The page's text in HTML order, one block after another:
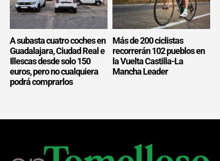
A subasta cuatro coches en
Guadalajara, Ciudad Real e
Illescas desde solo 150
euros, pero no cualquiera
podrá comprarlos
Más de 200 ciclistas
recorrerán 102 pueblos en
la Vuelta Castilla-La
Mancha Leader